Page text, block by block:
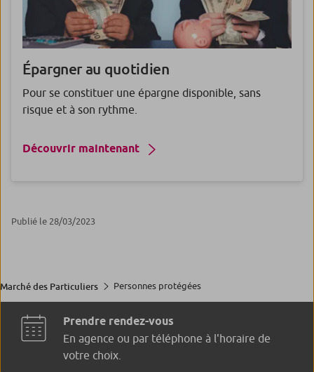
Épargnerau quotidien
Pour se constituer une épargne disponible, sans
risque et à son rythme.
Découvrir maintenant
Publié le 28/03/2023
Marché des Particuliers Personnes protégées
Prendre rendez-vous
En agence ou par téléphone à l'horaire de
votre choix.